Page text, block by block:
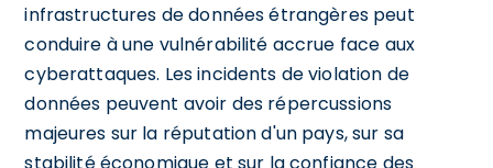
infrastructures de données étrangères peut
conduire à une vulnérabilité accrue face aux
cyberattaques. Les incidents de violation de
données peuvent avoir des répercussions
majeures sur la réputation d'un pays, sur sa
stabilité économique et sur la confiance des